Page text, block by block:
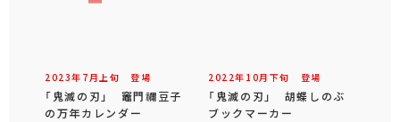
2023年 7 月 上旬 登場
「鬼滅の刃」 竈門禰豆子
の万年カレンダー
2022年 10月 下旬 登場
「鬼滅の刃」 胡蝶しのぶ
ブックマーカー